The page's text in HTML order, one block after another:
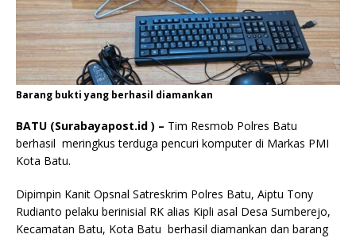
Barang bukti yang berhasil diamankan
BATU (Surabayapost.id ) – Tim Resmob Polres Batu
berhasil meringkus terduga pencuri komputer di Markas PMI
Kota Batu.
Dipimpin Kanit Opsnal Satreskrim Polres Batu, Aiptu Tony
Rudianto pelaku berinisial RK alias Kipli asal Desa Sumberejo,
Kecamatan Batu, Kota Batu berhasil diamankan dan barang